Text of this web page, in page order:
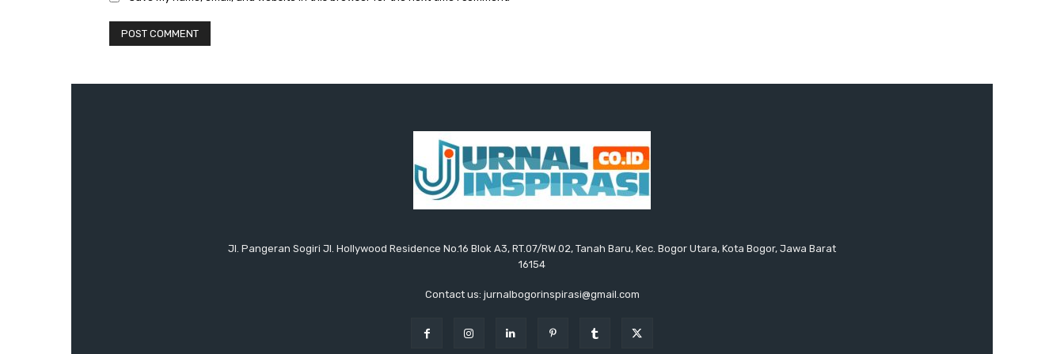
Jl. Pangeran Sogiri Jl. Hollywood Residence No.16 Blok A3, RT.07/RW.02, Tanah Baru, Kec. Bogor Utara, Kota Bogor, Jawa Barat
16154
Contact us: jurnalbogorinspirasi@gmail.com